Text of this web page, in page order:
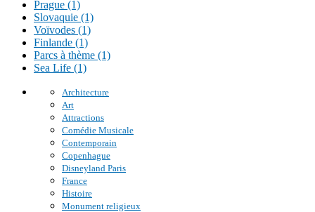
Prague (1)
Slovaquie (1)
Voïvodes (1)
Finlande (1)
Parcs à thème (1)
Sea Life (1)
Architecture
Art
Attractions
Comédie Musicale
Contemporain
Copenhague
Disneyland Paris
France
Histoire
Monument religieux